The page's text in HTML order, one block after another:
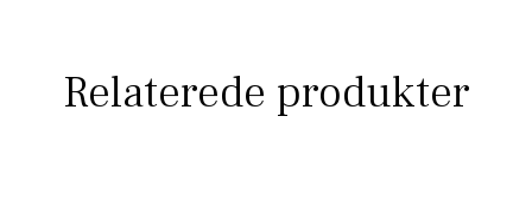
Relaterede produkter